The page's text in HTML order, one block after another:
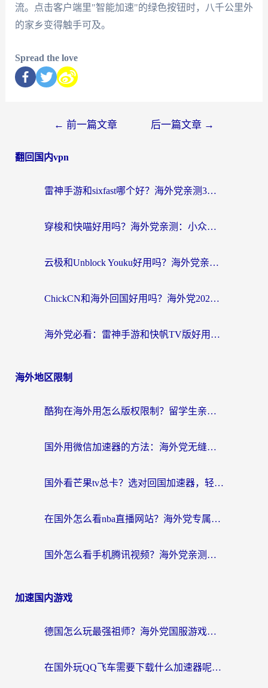
流。点击客户端里"智能加速"的绿色按钮时，八千公里外
的家乡变得触手可及。
Spread the love
← 前一篇文章 后一篇文章 →
翻回国内vpn
雷神手游和sixfast哪个好？海外党亲测3款回国加速器，教你选对不踩坑
穿梭和快喵好用吗？海外党亲测：小众加速器对比+番茄加速器深度体验
云极和Unblock Youku好用吗？海外党亲测+2026回国加速器避坑指南
ChickCN和海外回国好用吗？海外党2026亲测：从手游到影音，选对加速器的3个关键
海外党必看：雷神手游和快帆TV版好用吗？3步选对回国加速器不踩坑
海外地区限制
酷狗在海外用怎么版权限制？留学生亲测：3步解决听国内音乐难题
国外用微信加速器的方法：海外党无缝连接国内生活的实用指南
国外看芒果tv总卡？选对回国加速器，轻松追《浪姐》不费劲
在国外怎么看nba直播网站？海外党专属体育观赛指南，告别地区限制！
国外怎么看手机腾讯视频？海外党亲测有效的追剧加速器选择指南
加速国内游戏
德国怎么玩最强祖师？海外党国服游戏加速器选择全攻略（附宝可梦Online实测）
在国外玩QQ飞车需要下载什么加速器呢？海外党亲测有效的国服游戏加速指南